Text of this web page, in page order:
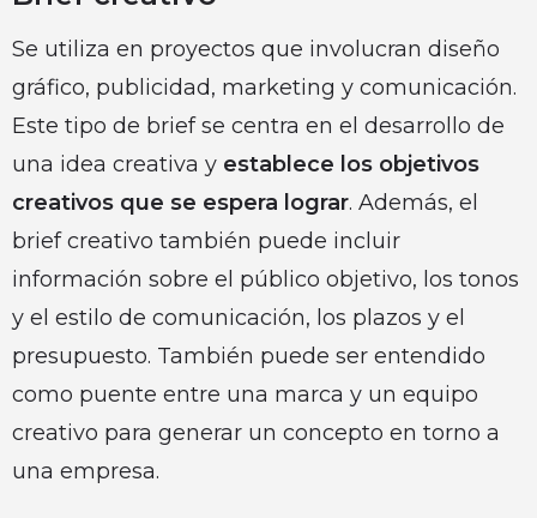
Se utiliza en proyectos que involucran diseño
gráfico, publicidad, marketing y comunicación.
Este tipo de brief se centra en el desarrollo de
una idea creativa y establece los objetivos
creativos que se espera lograr. Además, el
brief creativo también puede incluir
información sobre el público objetivo, los tonos
y el estilo de comunicación, los plazos y el
presupuesto. También puede ser entendido
como puente entre una marca y un equipo
creativo para generar un concepto en torno a
una empresa.